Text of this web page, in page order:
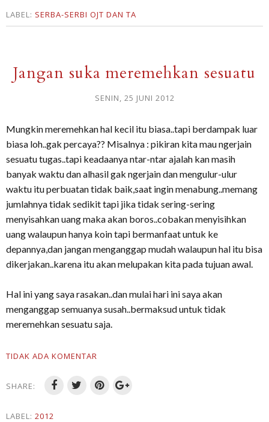
LABEL: SERBA-SERBI OJT DAN TA
Jangan suka meremehkan sesuatu
SENIN, 25 JUNI 2012
Mungkin meremehkan hal kecil itu biasa..tapi berdampak luar
biasa loh..gak percaya?? Misalnya : pikiran kita mau ngerjain
sesuatu tugas..tapi keadaanya ntar-ntar ajalah kan masih
banyak waktu dan alhasil gak ngerjain dan mengulur-ulur
waktu itu perbuatan tidak baik,saat ingin menabung..memang
jumlahnya tidak sedikit tapi jika tidak sering-sering
menyisahkan uang maka akan boros..cobakan menyisihkan
uang walaupun hanya koin tapi bermanfaat untuk ke
depannya,dan jangan menganggap mudah walaupun hal itu bisa
dikerjakan..karena itu akan melupakan kita pada tujuan awal.
Hal ini yang saya rasakan..dan mulai hari ini saya akan
menganggap semuanya susah..bermaksud untuk tidak
meremehkan sesuatu saja.
TIDAK ADA KOMENTAR
SHARE:
LABEL: 2012